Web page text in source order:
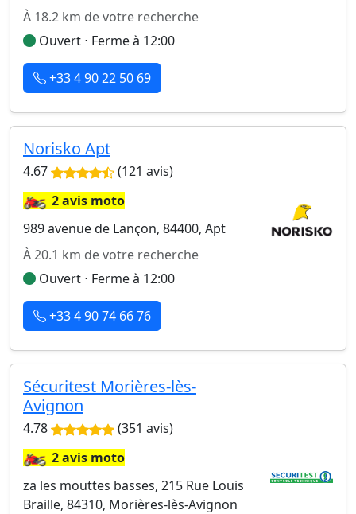
À 18.2 km de votre recherche
Ouvert ⋅ Ferme à 12:00
+33 4 90 22 50 69
Norisko Apt
4.67 (121 avis)
🏍️2 avis moto
989 avenue de Lançon, 84400, Apt
À 20.1 km de votre recherche
Ouvert ⋅ Ferme à 12:00
+33 4 90 74 66 76
Sécuritest Morières-lès-
Avignon
4.78 (351 avis)
🏍️2 avis moto
za les mouttes basses, 215 Rue Louis
Braille, 84310, Morières-lès-Avignon